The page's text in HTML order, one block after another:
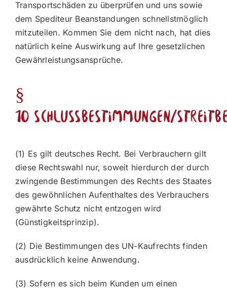
Transportschäden zu überprüfen und uns sowie
dem Spediteur Beanstandungen schnellstmöglich
mitzuteilen. Kommen Sie dem nicht nach, hat dies
natürlich keine Auswirkung auf Ihre gesetzlichen
Gewährleistungsansprüche.
§
10 Schlussbestimmungen/
(1) Es gilt deutsches Recht. Bei Verbrauchern gilt
diese Rechtswahl nur, soweit hierdurch der durch
zwingende Bestimmungen des Rechts des Staates
des gewöhnlichen Aufenthaltes des Verbrauchers
gewährte Schutz nicht entzogen wird
(Günstigkeitsprinzip).
(2) Die Bestimmungen des UN-Kaufrechts finden
ausdrücklich keine Anwendung.
(3) Sofern es sich beim Kunden um einen